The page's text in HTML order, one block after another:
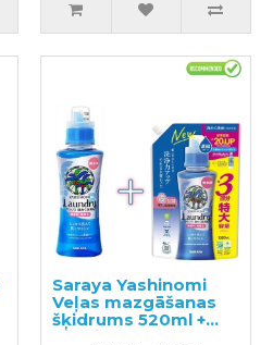
Saraya Yashinomi
Veļas mazgāšanas
šķidrums 520ml +
pildviela 1380ml